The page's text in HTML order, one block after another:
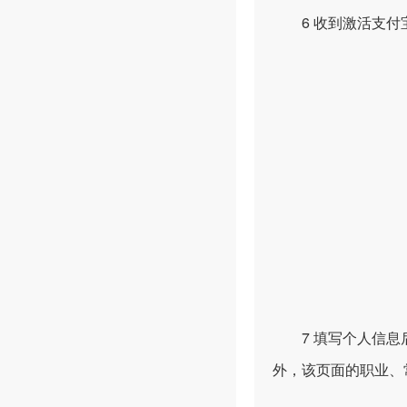
6 收到激活支付
7 填写个人信息后
外，该页面的职业